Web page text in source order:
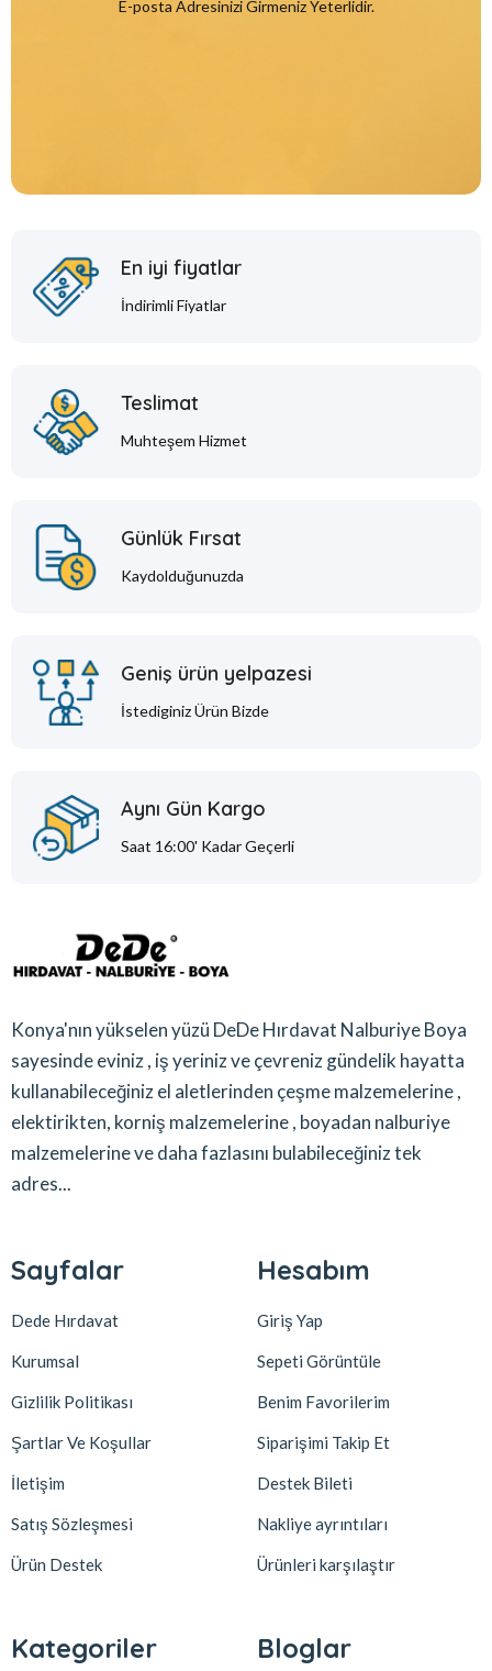
E-posta Adresinizi Girmeniz Yeterlidir.
En iyi fiyatlar
İndirimli Fiyatlar
Teslimat
Muhteşem Hizmet
Günlük Fırsat
Kaydolduğunuzda
Geniş ürün yelpazesi
İstediginiz Ürün Bizde
Aynı Gün Kargo
Saat 16:00' Kadar Geçerli
Konya'nın yükselen yüzü DeDe Hırdavat Nalburiye Boya
sayesinde eviniz , iş yeriniz ve çevreniz gündelik hayatta
kullanabileceğiniz el aletlerinden çeşme malzemelerine ,
elektirikten, korniş malzemelerine , boyadan nalburiye
malzemelerine ve daha fazlasını bulabileceğiniz tek
adres...
Sayfalar
Dede Hırdavat
Kurumsal
Gizlilik Politikası
Şartlar Ve Koşullar
İletişim
Satış Sözleşmesi
Ürün Destek
Hesabım
Giriş Yap
Sepeti Görüntüle
Benim Favorilerim
Siparişimi Takip Et
Destek Bileti
Nakliye ayrıntıları
Ürünleri karşılaştır
Kategoriler Bloglar